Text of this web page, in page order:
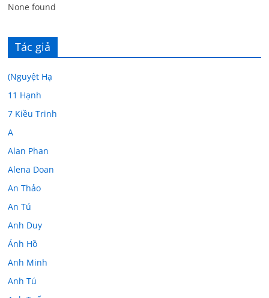
None found
Tác giả
(Nguyệt Hạ
11 Hạnh
7 Kiều Trinh
A
Alan Phan
Alena Doan
An Thảo
An Tú
Anh Duy
Ánh Hồ
Anh Minh
Anh Tú